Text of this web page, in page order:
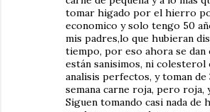
tomar higado por el hierro
economico y solo tengo 50
mis padres,lo que hubieran
tiempo, por eso ahora se
están sanisimos, ni colesterol
analisis perfectos, y toman de
semana carne roja, pero roja,
Siguen tomando casi nada de